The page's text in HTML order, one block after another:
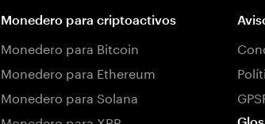
Monedero para criptoactivos
Monedero para Bitcoin
Monedero para Ethereum
Monedero para Solana